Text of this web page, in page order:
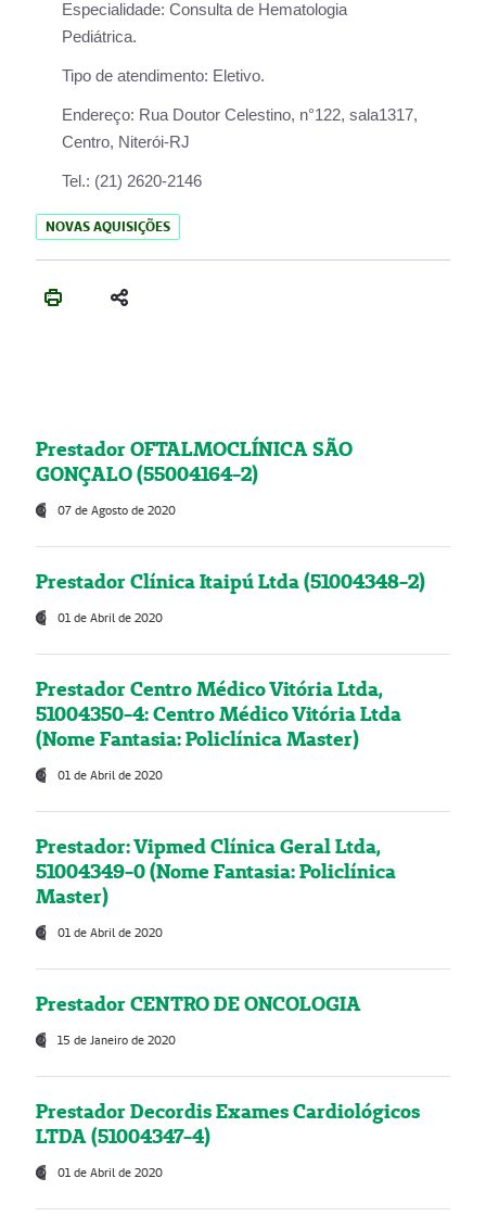
Especialidade: Consulta de Hematologia
Pediátrica.
Tipo de atendimento: Eletivo.
Endereço: Rua Doutor Celestino, n°122, sala1317,
Centro, Niterói-RJ
Tel.: (21) 2620-2146
NOVAS AQUISIÇÕES
Prestador OFTALMOCLÍNICA SÃO
GONÇALO (55004164-2)
07 de Agosto de 2020
Prestador Clínica Itaipú Ltda (51004348-2)
01 de Abril de 2020
Prestador Centro Médico Vitória Ltda,
51004350-4: Centro Médico Vitória Ltda
(Nome Fantasia: Policlínica Master)
01 de Abril de 2020
Prestador: Vipmed Clínica Geral Ltda,
51004349-0 (Nome Fantasia: Policlínica
Master)
01 de Abril de 2020
Prestador CENTRO DE ONCOLOGIA
15 de Janeiro de 2020
Prestador Decordis Exames Cardiológicos
LTDA (51004347-4)
01 de Abril de 2020